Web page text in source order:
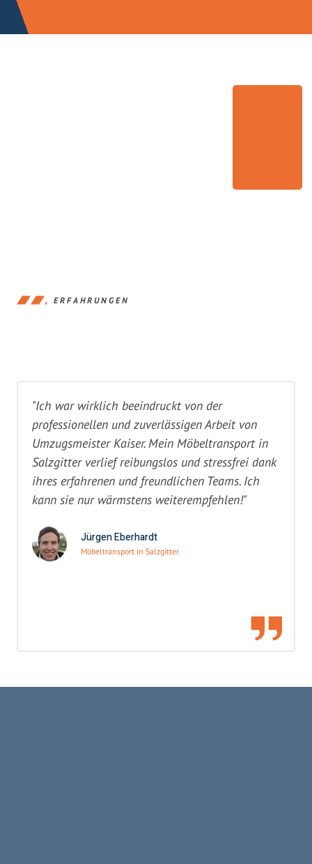
ERFAHRUNGEN
"Ich war wirklich beeindruckt von der
professionellen und zuverlässigen Arbeit von
Umzugsmeister Kaiser. Mein Möbeltransport in
Salzgitter verlief reibungslos und stressfrei dank
ihres erfahrenen und freundlichen Teams. Ich
kann sie nur wärmstens weiterempfehlen!"
Jürgen Eberhardt
Möbeltransport in Salzgitter